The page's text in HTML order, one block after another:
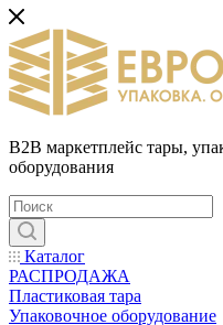
B2B маркетплейс тары,
оборудования
Каталог
РАСПРОДАЖА
Пластиковая тара
Упаковочное оборудование